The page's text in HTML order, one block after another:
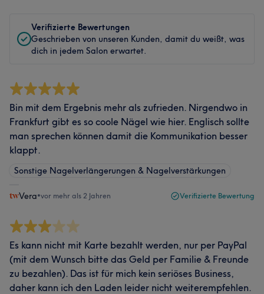
Verifizierte Bewertungen
Geschrieben von unseren Kunden, damit du weißt, was
dich in jedem Salon erwartet.
Bin mit dem Ergebnis mehr als zufrieden. Nirgendwo in
Frankfurt gibt es so coole Nägel wie hier. Englisch sollte
man sprechen können damit die Kommunikation besser
klappt.
Sonstige Nagelverlängerungen & Nagelverstärkungen
Vera•vor mehr als 2 Jahren Verifizierte Bewertung
Es kann nicht mit Karte bezahlt werden, nur per PayPal
(mit dem Wunsch bitte das Geld per Familie & Freunde
zu bezahlen). Das ist für mich kein seriöses Business,
daher kann ich den Laden leider nicht weiterempfehlen.